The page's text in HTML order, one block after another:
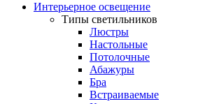
Интерьерное освещение
Типы светильников
Люстры
Настольные
Потолочные
Абажуры
Бра
Встраиваемые